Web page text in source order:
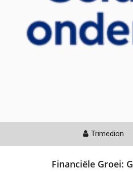
Trimedion
Financiële Groei: